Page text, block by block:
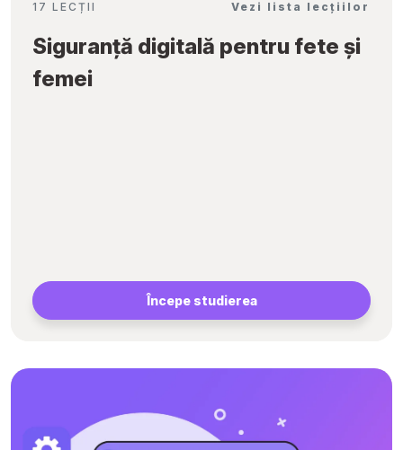
17 LECȚII Vezi lista lecțiilor
Siguranță digitală pentru fete și
femei
Începe studierea